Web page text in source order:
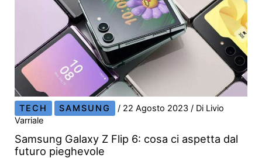
TECH SAMSUNG / 22 Agosto 2023/ Di Livio
Varriale
Samsung Galaxy Z Flip 6: cosa ci aspetta dal
futuro pieghevole